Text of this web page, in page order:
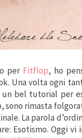
per Fitflop, ho
Una volta ogni
bel tutorial per
sono rimasta
La parola
Esotismo. Oggi vi